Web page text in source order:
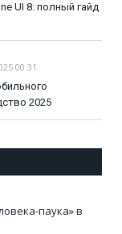
UI 8: полный гайд
00:31
2025
паука» в